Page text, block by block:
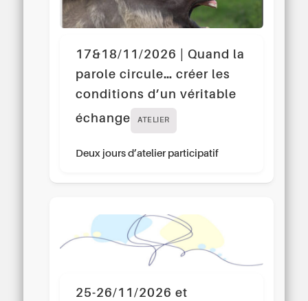
17&18/11/2026 | Quand la
parole circule… créer les
conditions d’un véritable
échange
ATELIER
Deux jours d’atelier participatif
25-26/11/2026 et